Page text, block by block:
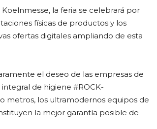
la feria se celebrará por
físicas de productos y los
ofertas digitales ampliando de esta
el deseo de las empresas de
de higiene #ROCK-
metros, los ultramodernos equipos de
la mejor garantía posible de